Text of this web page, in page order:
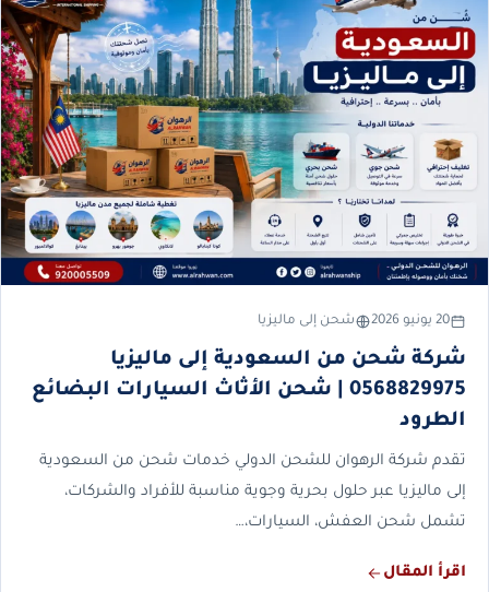
20 يونيو 2026 شحن إلى ماليزيا
شركة شحن من السعودية إلى ماليزيا
0568829975 | شحن الأثاث السيارات البضائع
الطرود
تقدم شركة الرهوان للشحن الدولي خدمات شحن من السعودية
إلى ماليزيا عبر حلول بحرية وجوية مناسبة للأفراد والشركات،
تشمل شحن العفش، السيارات،…
اقرأ المقال